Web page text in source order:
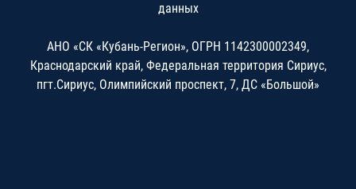
данных
АНО «СК «Кубань-Регион», ОГРН 1142300002349,
Краснодарский край, Федеральная территория Сириус,
пгт.Сириус, Олимпийский проспект, 7, ДС «Большой»